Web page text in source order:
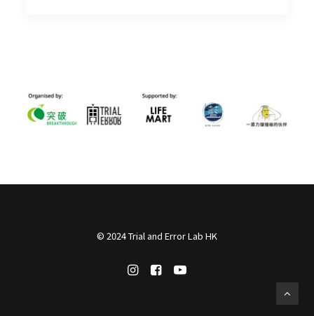
© 2024 Trial and Error Lab HK